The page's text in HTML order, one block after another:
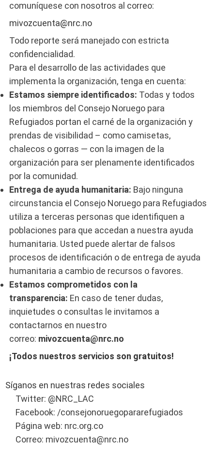
comuníquese con nosotros al correo:
mivozcuenta@nrc.no
Todo reporte será manejado con estricta
confidencialidad.
Para el desarrollo de las actividades que
implementa la organización, tenga en cuenta:
Estamos siempre identificados: Todas y todos
los miembros del Consejo Noruego para
Refugiados portan el carné de la organización y
prendas de visibilidad – como camisetas,
chalecos o gorras — con la imagen de la
organización para ser plenamente identificados
por la comunidad.
Entrega de ayuda humanitaria: Bajo ninguna
circunstancia el Consejo Noruego para Refugiados
utiliza a terceras personas que identifiquen a
poblaciones para que accedan a nuestra ayuda
humanitaria. Usted puede alertar de falsos
procesos de identificación o de entrega de ayuda
humanitaria a cambio de recursos o favores.
Estamos comprometidos con la
transparencia: En caso de tener dudas,
inquietudes o consultas le invitamos a
contactarnos en nuestro
correo: mivozcuenta@nrc.no
¡Todos nuestros servicios son gratuitos!
Síganos en nuestras redes sociales
Twitter: @NRC_LAC
Facebook: /consejonoruegopararefugiados
Página web: nrc.org.co
Correo: mivozcuenta@nrc.no